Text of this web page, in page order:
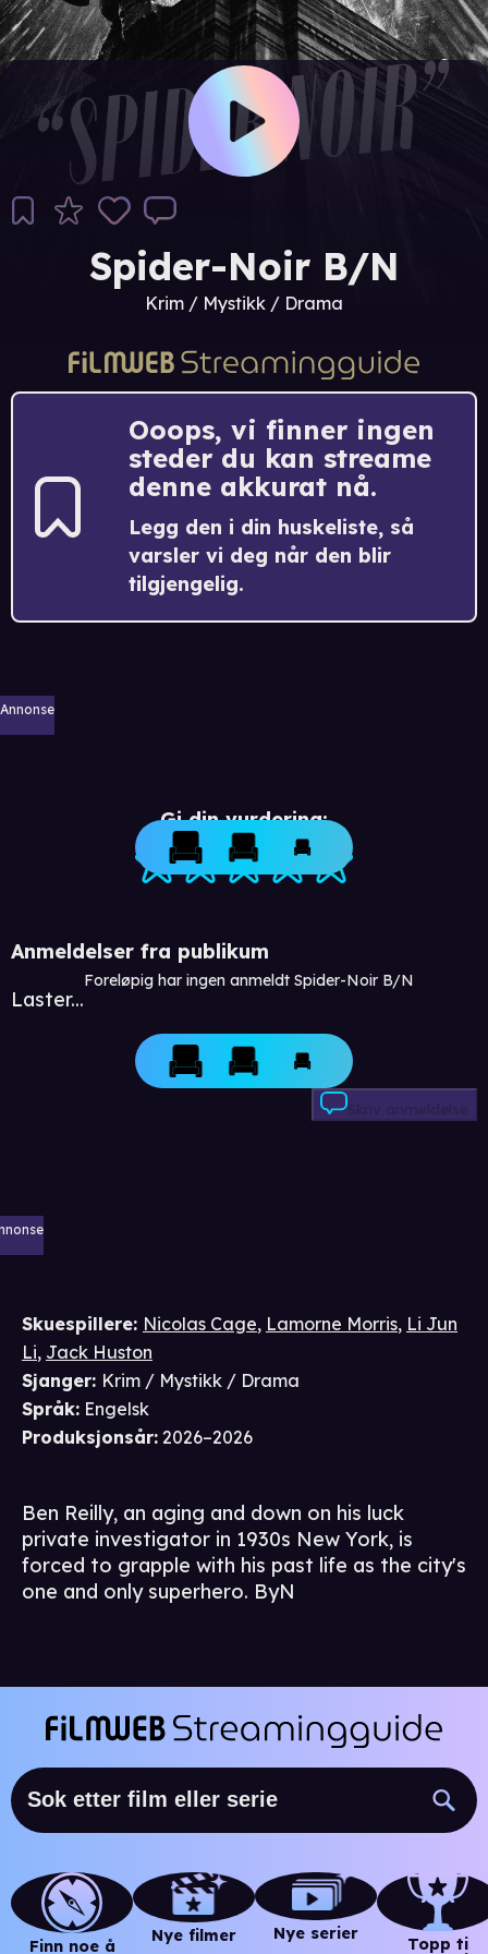
Spider-Noir B/N
Krim / Mystikk / Drama
Ooops, vi finner ingen
steder du kan streame
denne akkurat nå.
Legg den i din huskeliste, så
varsler vi deg når den blir
tilgjengelig.
Annonse
Gi din vurdering:
Anmeldelser fra publikum
Laster...
Foreløpig har ingen anmeldt Spider-Noir B/N
Skriv anmeldelse
Skuespillere: Nicolas Cage, Lamorne Morris, Li Jun
Li, Jack Huston
Sjanger: Krim / Mystikk / Drama
Språk: Engelsk
Produksjonsår: 2026–2026
Ben Reilly, an aging and down on his luck
private investigator in 1930s New York, is
forced to grapple with his past life as the city's
one and only superhero. ByN
Finn noe å
Nye filmer Nye serier
Topp ti